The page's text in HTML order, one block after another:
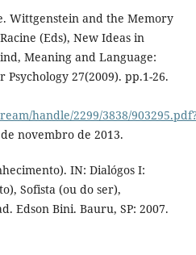
Wittgenstein and the Memory
(Eds), New Ideas in
Meaning and Language:
Psychology 27(2009). pp.1-26.
handle/2299/3838/
novembro de 2013.
IN: Dialógos I:
Sofista (ou do ser),
Edson Bini. Bauru, SP: 2007.